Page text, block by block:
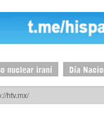
nuclear iraní Día